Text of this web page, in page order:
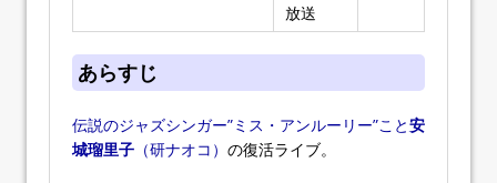
放送
あらすじ
伝説のジャズシンガー”ミス・アンルーリー”こと安
城瑠里子 （研ナオコ） の復活ライブ。